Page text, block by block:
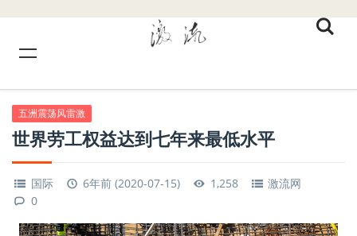
五洲震荡风雷激
世界劳工权益达到七年来最低水平
国际 6年前 (2020-07-15) 1,258
激流网
0